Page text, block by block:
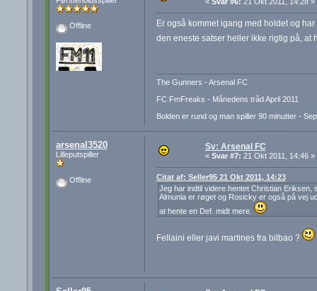
Offline
« Svar #6: 21 Okt 2011, 14:28 »
Er også kommet igang med holdet og
den eneste satser heller ikke rigtig på, at
The Gunners - Arsenal FC
FC FmFreaks - Månedens tråd April 2011
Bolden er rund og man spiller 90 minutter -
arsenal3520
Lilleputspiller
Offline
Sv: Arsenal FC
« Svar #7: 21 Okt 2011, 14:46 »
Citat af: Seller95 21 Okt 2011, 14:23
Jeg har indtil videre hentet Christian
Almunia er røget og Rosicky er også på vej
at hente en Def. midt mere.
Fellaini eller javi martines fra bilbao ?